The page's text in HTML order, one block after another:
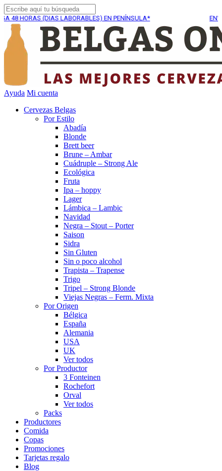
(DIAS LABORABLES) EN PENÍNSULA* ENVÍO
Ayuda Mi cuenta
Cervezas Belgas
Por Estilo
Abadía
Blonde
Brett beer
Brune – Ambar
Cuádruple – Strong Ale
Ecológica
Fruta
Ipa – hoppy
Lager
Lámbica – Lambic
Navidad
Negra – Stout – Porter
Saison
Sidra
Sin Gluten
Sin o poco alcohol
Trapista – Trapense
Trigo
Tripel – Strong Blonde
Viejas Negras – Ferm. Mixta
Por Origen
Bélgica
España
Alemania
USA
UK
Ver todos
Por Productor
3 Fonteinen
Rochefort
Orval
Ver todos
Packs
Productores
Comida
Copas
Promociones
Tarjetas regalo
Blog